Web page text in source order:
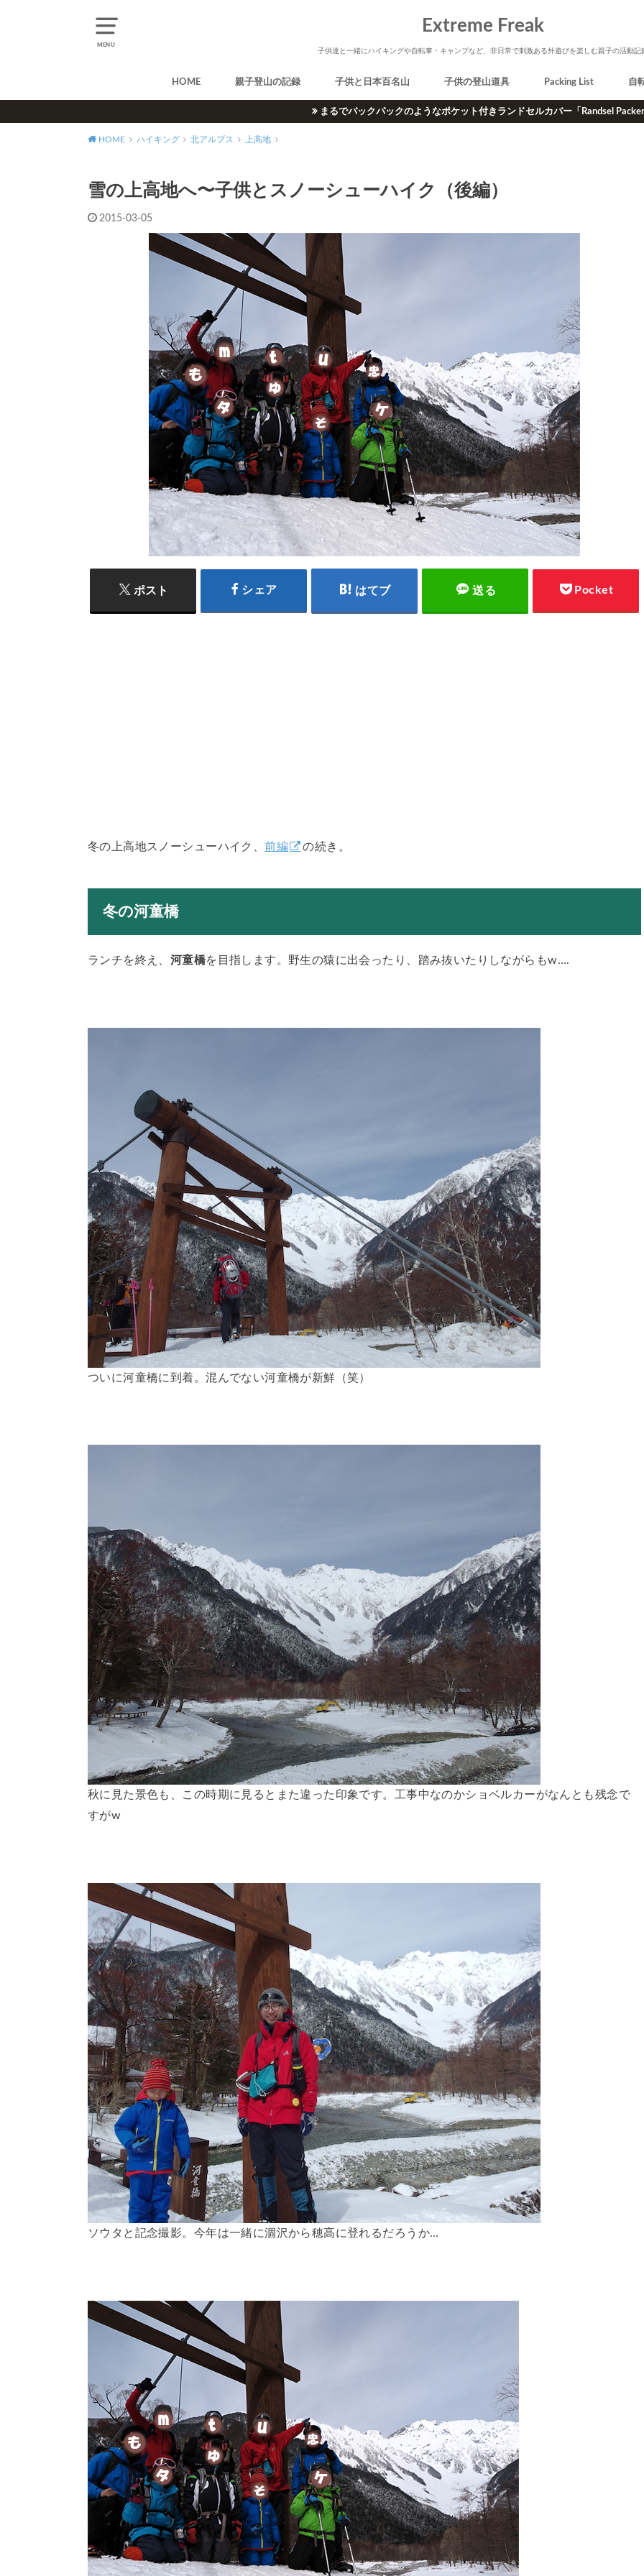
MENU
Extreme Freak
子供達と一緒にハイキングや自転車・キャンプなど、非日常で刺激ある外遊びを楽しむ親子の活動記
HOME 親子登山の記録 子供と日本百名山 子供の登山道具 Packing List 自
まるでバックパックのようなポケット付きランドセルカバー「Randsel Packer
HOME ハイキング 北アルプス 上高地
雪の上高地へ〜子供とスノーシューハイク（後編）
2015-03-05
ポスト シェア はてブ 送る Pocket
冬の上高地スノーシューハイク、前編 の続き。
冬の河童橋
ランチを終え、 河童橋を目指します。野生の猿に出会ったり、踏み抜いたりしながらもw….
ついに河童橋に到着。混んでない河童橋が新鮮（笑）
秋に見た景色も、この時期に見るとまた違った印象です。工事中なのかショベルカーがなんとも残念で
すがw
ソウタと記念撮影。今年は一緒に涸沢から穂高に登れるだろうか…